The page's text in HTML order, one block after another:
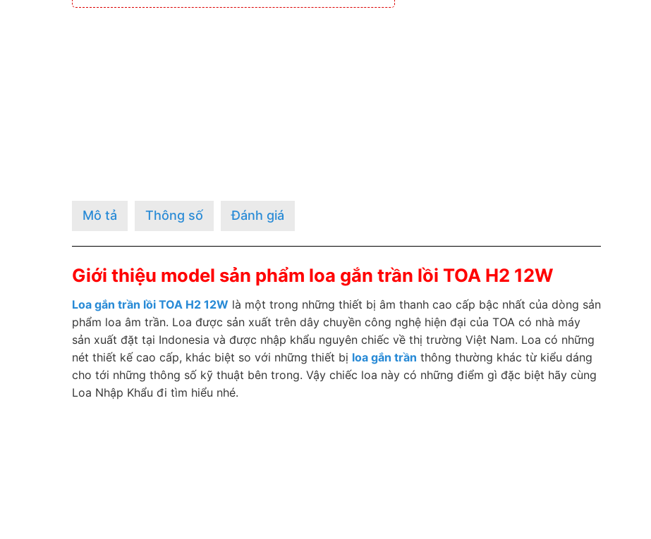
Mô tả Thông số Đánh giá
Giới thiệu model sản phẩm loa gắn trần lồi TOA H2 12W
Loa gắn trần lồi TOA H2 12W là một trong những thiết bị âm thanh cao cấp bậc nhất của dòng sản
phẩm loa âm trần. Loa được sản xuất trên dây chuyền công nghệ hiện đại của TOA có nhà máy
sản xuất đặt tại Indonesia và được nhập khẩu nguyên chiếc về thị trường Việt Nam. Loa có những
nét thiết kế cao cấp, khác biệt so với những thiết bị loa gắn trần thông thường khác từ kiểu dáng
cho tới những thông số kỹ thuật bên trong. Vậy chiếc loa này có những điểm gì đặc biệt hãy cùng
Loa Nhập Khẩu đi tìm hiểu nhé.